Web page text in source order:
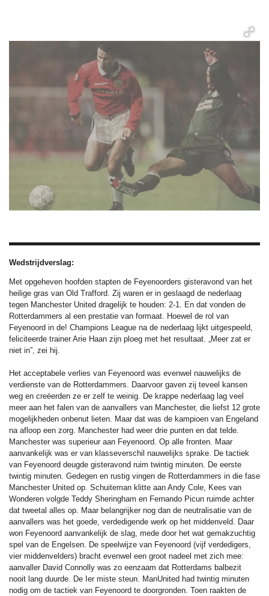
Wedstrijdverslag:
Met opgeheven hoofden stapten de Feyenoorders gisteravond van het
heilige gras van Old Trafford. Zij waren er in geslaagd de nederlaag
tegen Manchester United dragelijk te houden: 2-1. En dat vonden de
Rotterdammers al een prestatie van formaat. Hoewel de rol van
Feyenoord in de! Champions League na de nederlaag lijkt uitgespeeld,
feliciteerde trainer Arie Haan zijn ploeg met het resultaat. „Meer zat er
niet in”, zei hij.
Het acceptabele verlies van Feyenoord was evenwel nauwelijks de
verdienste van de Rotterdammers. Daarvoor gaven zij teveel kansen
weg en creëerden ze er zelf te weinig. De krappe nederlaag lag veel
meer aan het falen van de aanvallers van Manchester, die liefst 12 grote
mogelijkheden onbenut lieten. Maar dat was de kampioen van Engeland
na afloop een zorg. Manchester had weer drie punten en dat telde.
Manchester was superieur aan Feyenoord. Op alle fronten. Maar
aanvankelijk was er van klasseverschil nauwelijks sprake. De tactiek
van Feyenoord deugde gisteravond ruim twintig minuten. De eerste
twintig minuten. Gedegen en rustig vingen de Rotterdammers in die fase
Manchester United op. Schuiteman klitte aan Andy Cole, Kees van
Wonderen volgde Teddy Sheringham en Fernando Picun ruimde achter
dat tweetal alles op. Maar belangrijker nog dan de neutralisatie van de
aanvallers was het goede, verdedigende werk op het middenveld. Daar
won Feyenoord aanvankelijk de slag, mede door het wat gemakzuchtig
spel van de Engelsen. De speelwijze van Feyenoord (vijf verdedigers,
vier middenvelders) bracht evenwel een groot nadeel met zich mee:
aanvaller David Connolly was zo eenzaam dat Rotterdams balbezit
nooit lang duurde. De Ier miste steun. ManUnited had twintig minuten
nodig om de tactiek van Feyenoord te doorgronden. Toen raakten de